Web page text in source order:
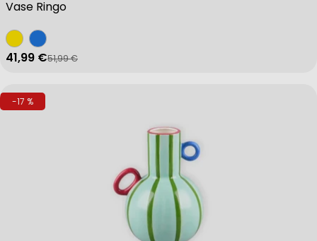
Vase Ringo
Verkaufspreis
41,99 €
Regulärer Preis
51,99 €
-17 %